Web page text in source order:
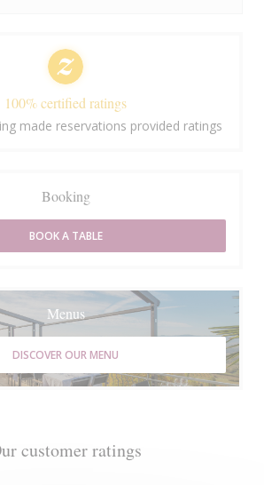
customer ratings
100% certified ratings
made reservations provided ratings
Booking
BOOK A TABLE
Menus
DISCOVER OUR MENU